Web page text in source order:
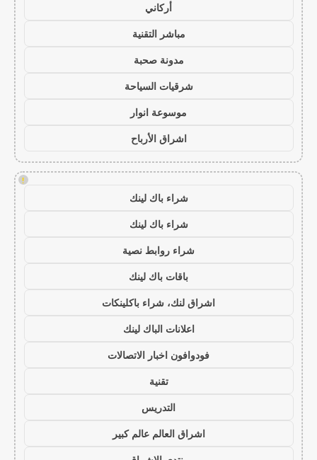
أركاني
مباشر التقنية
مدونة صحبة
شرقيات السياحة
موسوعة انوار
اشراق الأرباح
!
شراء باك لينك
شراء باك لينك
شراء روابط نصية
باقات باك لينك
اشراق لنك، شراء باكلينكات
اعلانات الباك لينك
فودوافون اخبار الاتصالات
تقنية
التدريس
اشراق العالم عالم كبير